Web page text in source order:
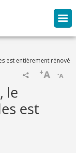
est entièrement rénové
-A
+A
le
est